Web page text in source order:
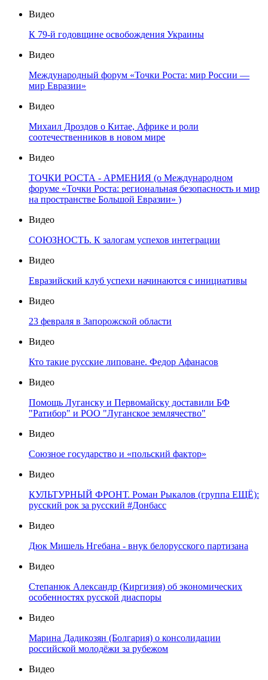
Видео
К 79-й годовщине освобождения Украины
Видео
Международный форум «Точки Роста: мир России —
мир Евразии»
Видео
Михаил Дроздов о Китае, Африке и роли
соотечественников в новом мире
Видео
ТОЧКИ РОСТА - АРМЕНИЯ (о Международном
форуме «Точки Роста: региональная безопасность и мир
на пространстве Большой Евразии» )
Видео
СОЮЗНОСТЬ. К залогам успехов интеграции
Видео
Евразийский клуб успехи начинаются с инициативы
Видео
23 февраля в Запорожской области
Видео
Кто такие русские липоване. Федор Афанасов
Видео
Помощь Луганску и Первомайску доставили БФ
"Ратибор" и РОО "Луганское землячество"
Видео
Союзное государство и «польский фактор»
Видео
КУЛЬТУРНЫЙ ФРОНТ. Роман Рыкалов (группа ЕЩЁ):
русский рок за русский #Донбасс
Видео
Дюк Мишель Нгебана - внук белорусского партизана
Видео
Степанюк Александр (Киргизия) об экономических
особенностях русской диаспоры
Видео
Марина Дадикозян (Болгария) о консолидации
российской молодёжи за рубежом
Видео